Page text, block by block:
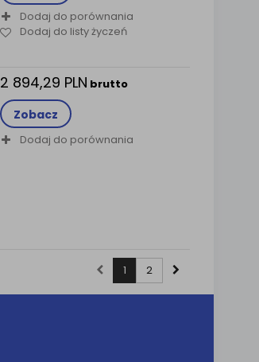
Dodaj do porównania
Dodaj do listy życzeń
2 894,29 PLN brutto
Zobacz
Dodaj do porównania
1 2